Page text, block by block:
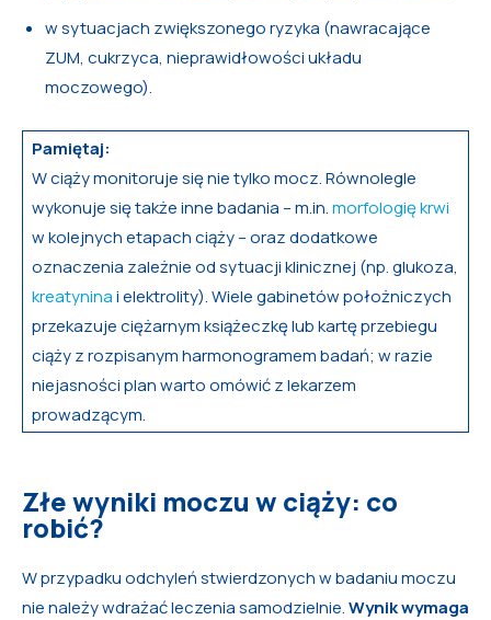
w sytuacjach zwiększonego ryzyka (nawracające
ZUM, cukrzyca, nieprawidłowości układu
moczowego).
Pamiętaj:
W ciąży monitoruje się nie tylko mocz. Równolegle
wykonuje się także inne badania – m.in.morfologię krwi
w kolejnych etapach ciąży – oraz dodatkowe
oznaczenia zależnie od sytuacji klinicznej (np. glukoza,
kreatyninai elektrolity). Wiele gabinetów położniczych
przekazuje ciężarnym książeczkę lub kartę przebiegu
ciąży z rozpisanym harmonogramem badań; w razie
niejasności plan warto omówić z lekarzem
prowadzącym.
Złe wyniki moczu w ciąży: co
robić?
W przypadku odchyleń stwierdzonych w badaniu moczu
nie należy wdrażać leczenia samodzielnie.Wynik wymaga